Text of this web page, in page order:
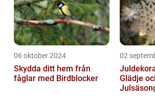
06 oktober 2024
Skydda ditt hem från
fåglar med Birdblocker
02
Glädje